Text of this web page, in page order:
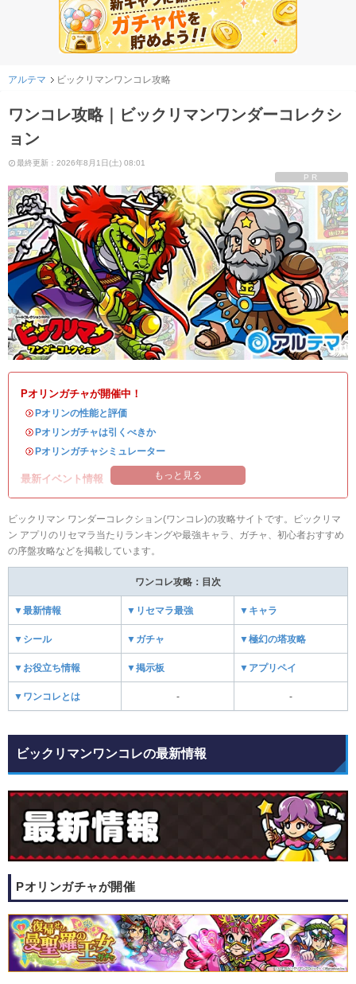
アルテマ ビックリマンワンコレ攻略
ワンコレ攻略｜ビックリマンワンダーコレクシ
ョン
最終更新：2026年8月1日(土) 08:01
PR
Pオリンガチャが開催中！
・ Pオリンの性能と評価
・ Pオリンガチャは引くべきか
・ Pオリンガチャシミュレーター
最新イベント情報 もっと見る
ビックリマン ワンダーコレクション(ワンコレ)の攻略サイトです。ビックリマ
ン アプリのリセマラ当たりランキングや最強キャラ、ガチャ、初心者おすすめ
の序盤攻略などを掲載しています。
ワンコレ攻略：目次
▼最新情報 ▼リセマラ最強 ▼キャラ
▼シール ▼ガチャ ▼極幻の塔攻略
▼お役立ち情報 ▼掲示板 ▼アプリペイ
▼ワンコレとは - -
ビックリマンワンコレの最新情報
Pオリンガチャが開催